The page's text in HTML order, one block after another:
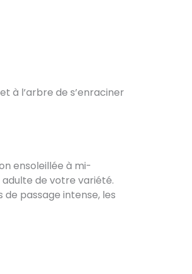
à l’arbre de s’enraciner
ensoleillée à mi-
de votre variété.
passage intense, les